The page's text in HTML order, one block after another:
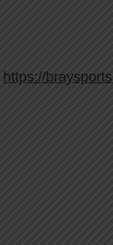
https://